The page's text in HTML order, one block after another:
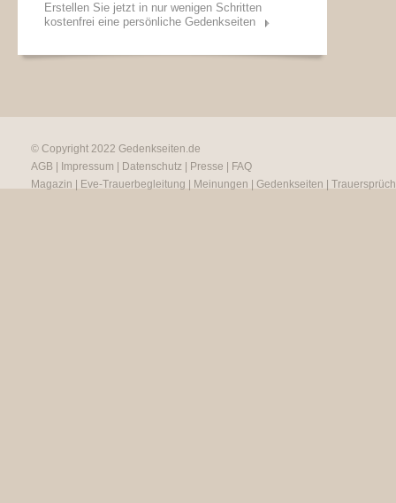
Erstellen Sie jetzt in nur wenigen Schritten
kostenfrei eine persönliche Gedenkseiten
© Copyright 2022 Gedenkseiten.de
AGB
Impressum Datenschutz Presse
FAQ
Magazin
Eve-Trauerbegleitung Meinungen Gedenkseiten